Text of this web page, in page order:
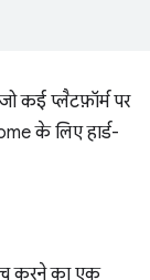
कई प्लैटफ़ॉर्म पर
के लिए हार्ड-
करने का एक